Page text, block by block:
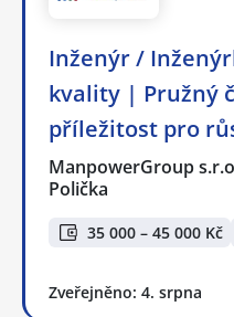
Inženýr /
kvality | Pružný
příležitost pro
ManpowerGroup
Polička
35 000 – 45 000 Kč
Zveřejněno: 4. srpna